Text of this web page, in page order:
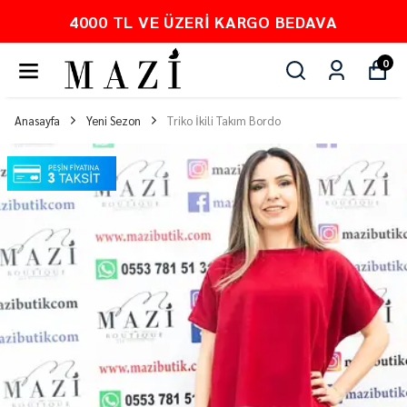
4000 TL VE ÜZERI KARGO BEDAVA
0
Anasayfa Yeni Sezon Triko İkili Takım Bordo